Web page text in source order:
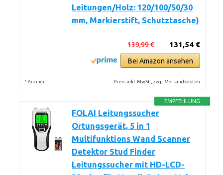
Leitungen/Holz: 120/100/50/30
mm, Markierstift, Schutztasche)
131,54 €
139,99 €
Bei Amazon ansehen
* Anzeige Preis inkl. MwSt., zzgl. Versandkosten
EMPFEHLUNG
FOLAI Leitungssucher
Ortungsgerät, 5 in 1
Multifunktions Wand Scanner
Detektor Stud Finder
Leitungssucher mit HD-LCD-